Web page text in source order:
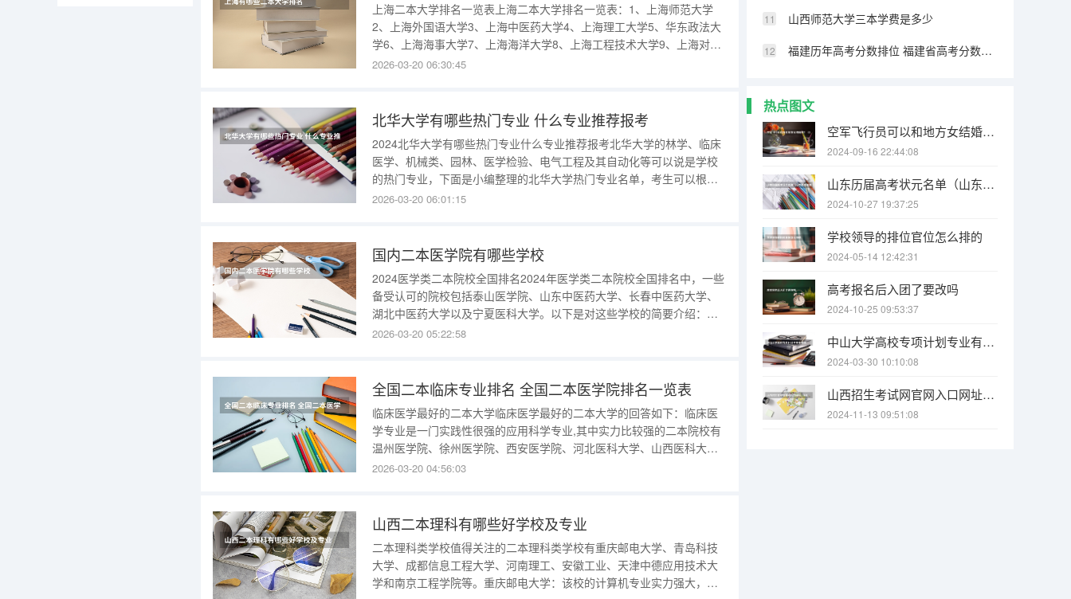
上海二本大学排名一览表上海二本大学排名一览表：1、上海师范大学
2、上海外国语大学3、上海中医药大学4、上海理工大学5、华东政法大
学6、上海海事大学7、上海海洋大学8、上海工程技术大学9、上海对外
贸易学院10、上海应用技术学院11、上海电力学院12、上海金融学院
2026-03-20 06:30:45
北华大学有哪些热门专业 什么专业推荐报考
2024北华大学有哪些热门专业什么专业推荐报考北华大学的林学、临床
医学、机械类、园林、医学检验、电气工程及其自动化等可以说是学校
的热门专业，下面是小编整理的北华大学热门专业名单，考生可以根据
自身情况进行报考。2024北华大学的热门专业有哪些理科类热门专业
育。以下是
2026-03-20 06:01:15
国内二本医学院有哪些学校
2024医学类二本院校全国排名2024年医学类二本院校全国排名中，一些
备受认可的院校包括泰山医学院、山东中医药大学、长春中医药大学、
湖北中医药大学以及宁夏医科大学。以下是对这些学校的简要介绍：泰
山医学院：作为实力强劲的医学类二本院校之一，泰山医学院在教育质
2026-03-20 05:22:58
全国二本临床专业排名 全国二本医学院排名一览表
临床医学最好的二本大学临床医学最好的二本大学的回答如下：临床医
学专业是一门实践性很强的应用科学专业,其中实力比较强的二本院校有
温州医学院、徐州医学院、西安医学院、河北医科大学、山西医科大学
等。具体排名如下：1、温州医学院2、徐州医学院3、西安医学院4、河
2026-03-20 04:56:03
山西二本理科有哪些好学校及专业
二本理科类学校值得关注的二本理科类学校有重庆邮电大学、青岛科技
大学、成都信息工程大学、河南理工、安徽工业、天津中德应用技术大
学和南京工程学院等。重庆邮电大学：该校的计算机专业实力强大，录
山西师范大学三本学费是多少
福建历年高考分数排位 福建省高考分数段从到，谢谢！
热点图文
空军飞行员可以和地方女结婚不？（1964年9月，人民空军第二批女飞行员_____被空军授予“优秀女飞行员”荣誉称号。）
2024-09-16 22:44:08
山东历届高考状元名单（山东高考最高分状元）
2024-10-27 19:37:25
学校领导的排位官位怎么排的
2024-05-14 12:42:31
高考报名后入团了要改吗
2024-10-25 09:53:37
中山大学高校专项计划专业有哪些
2024-03-30 10:10:08
山西招生考试网官网入口网址：http://www.sxkszx.cn/ 山西招生考试网官网报名系统登录网址：http://www.sxkszx.cn/index.html
2024-11-13 09:51:08